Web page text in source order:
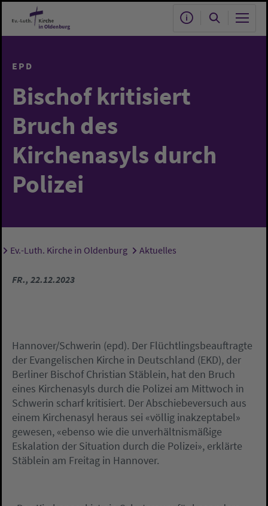
Zum Hauptinhalt springen
EPD
Bischof kritisiert
Bruch des
Kirchenasyls durch
Polizei
Sie sind hier:
Ev.-Luth. Kirche in Oldenburg Aktuelles
FR., 22.12.2023
Hannover/Schwerin (epd). Der Flüchtlingsbeauftragte
der Evangelischen Kirche in Deutschland (EKD), der
Berliner Bischof Christian Stäblein, hat den Bruch
eines Kirchenasyls durch die Polizei am Mittwoch in
Schwerin scharf kritisiert. Der Abschiebeversuch aus
einem Kirchenasyl heraus sei «völlig inakzeptabel»
gewesen, «ebenso wie die unverhältnismäßige
Eskalation der Situation durch die Polizei», erklärte
Stäblein am Freitag in Hannover.